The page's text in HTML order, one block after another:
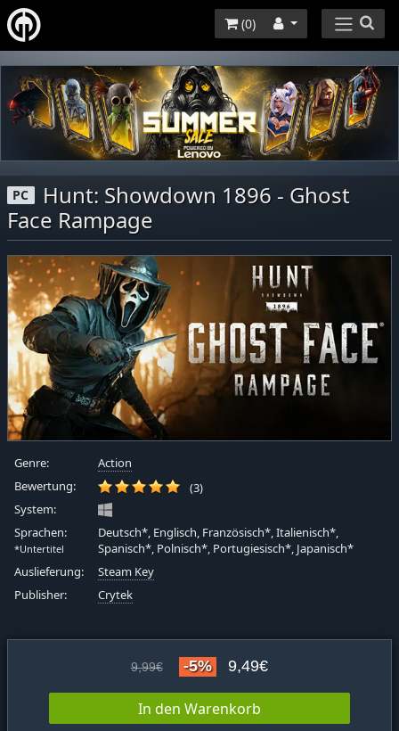
(0)
PC
Hunt: Showdown 1896 - Ghost
Face Rampage
Genre:
Action
Bewertung:
(3)
System:
Sprachen:
*Untertitel
Deutsch*, Englisch, Französisch*, Italienisch*,
Spanisch*, Polnisch*, Portugiesisch*, Japanisch*
Auslieferung:
Steam Key
Publisher:
Crytek
9,99€ -5% 9,49€
In den Warenkorb